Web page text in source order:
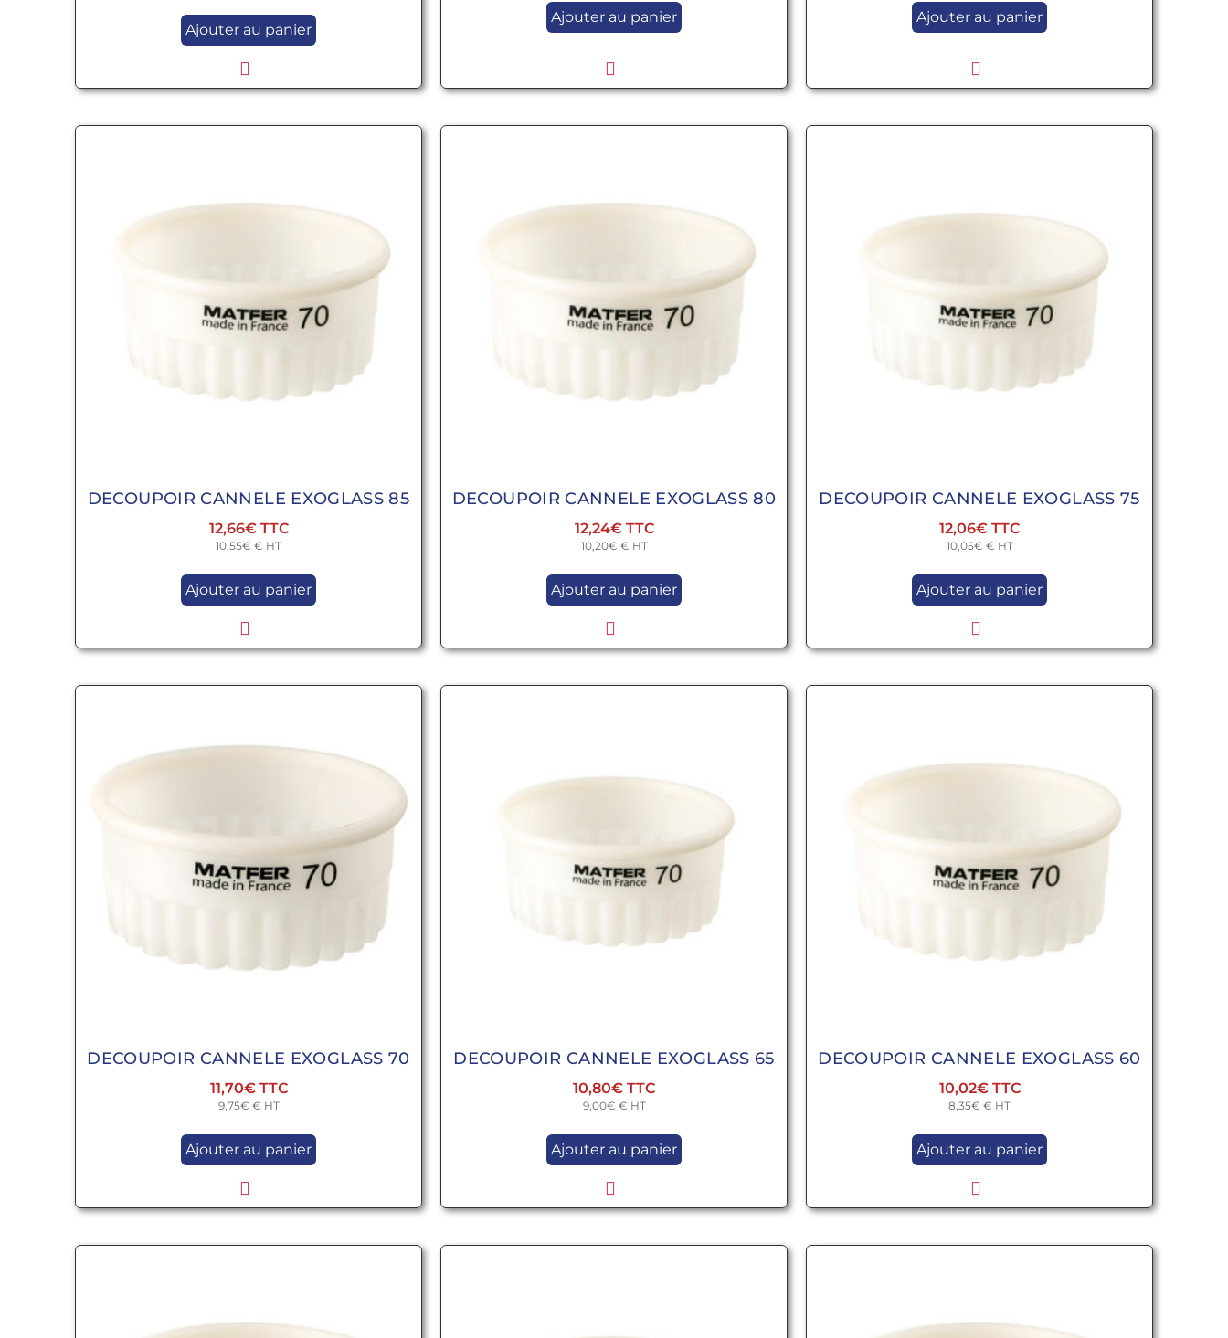
Ajouter au panier
Ajouter au panier Ajouter au panier
DECOUPOIR CANNELE EXOGLASS 85
12,66€
10,55€ € HT
Ajouter au panier
DECOUPOIR CANNELE EXOGLASS 80
12,24€
10,20€ € HT
Ajouter au panier
DECOUPOIR CANNELE EXOGLASS 75
12,06€
10,05€ € HT
Ajouter au panier
DECOUPOIR CANNELE EXOGLASS 70
11,70€
9,75€ € HT
Ajouter au panier
DECOUPOIR CANNELE EXOGLASS 65
10,80€
9,00€ € HT
Ajouter au panier
DECOUPOIR CANNELE EXOGLASS 60
10,02€
8,35€ € HT
Ajouter au panier